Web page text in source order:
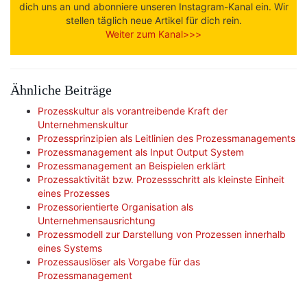
dich uns an und abonniere unseren Instagram-Kanal ein. Wir
stellen täglich neue Artikel für dich rein.
Weiter zum Kanal>>>
Ähnliche Beiträge
Prozesskultur als vorantreibende Kraft der
Unternehmenskultur
Prozessprinzipien als Leitlinien des Prozessmanagements
Prozessmanagement als Input Output System
Prozessmanagement an Beispielen erklärt
Prozessaktivität bzw. Prozessschritt als kleinste Einheit
eines Prozesses
Prozessorientierte Organisation als
Unternehmensausrichtung
Prozessmodell zur Darstellung von Prozessen innerhalb
eines Systems
Prozessauslöser als Vorgabe für das
Prozessmanagement